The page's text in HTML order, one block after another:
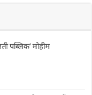
पब्लिक’ मोहीम